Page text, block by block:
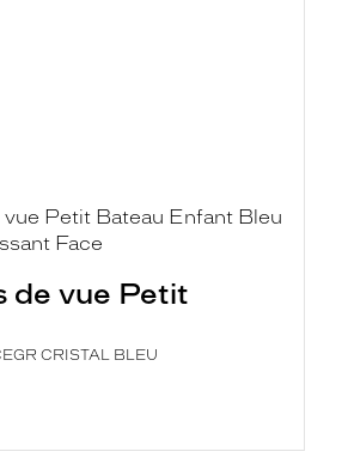
de vue Petit
CRISTAL BLEU